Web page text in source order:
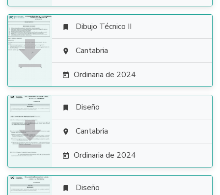

 Dibujo Técnico II
 Cantabria
 Ordinaria de 2024

 Diseño
 Cantabria
 Ordinaria de 2024
 Diseño